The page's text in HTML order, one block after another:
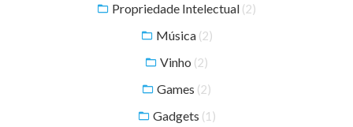
Propriedade Intelectual (2)
Música (2)
Vinho (2)
Games (2)
Gadgets (1)